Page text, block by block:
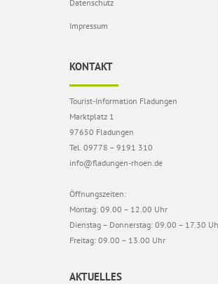
Datenschutz
Impressum
KONTAKT
Tourist-Information Fladungen
Marktplatz 1
97650 Fladungen
Tel. 09778 – 9191 310
info@fladungen-rhoen.de
Öffnungszeiten:
Montag: 09.00 – 12.00 Uhr
Dienstag – Donnerstag: 09.00 – 17.30
Freitag: 09.00 – 13.00 Uhr
AKTUELLES